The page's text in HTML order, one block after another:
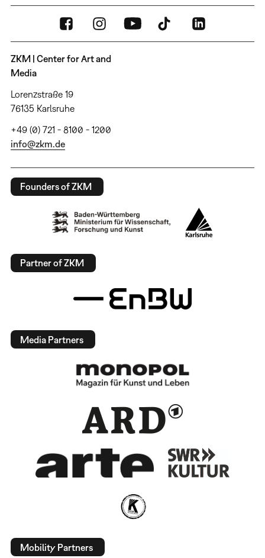
ZKM | Center for Art and
Media
Lorenzstraße 19
76135 Karlsruhe
+49 (0) 721 - 8100 - 1200
info@zkm.de
Founders of ZKM
Partner of ZKM
Media Partners
Mobility Partners